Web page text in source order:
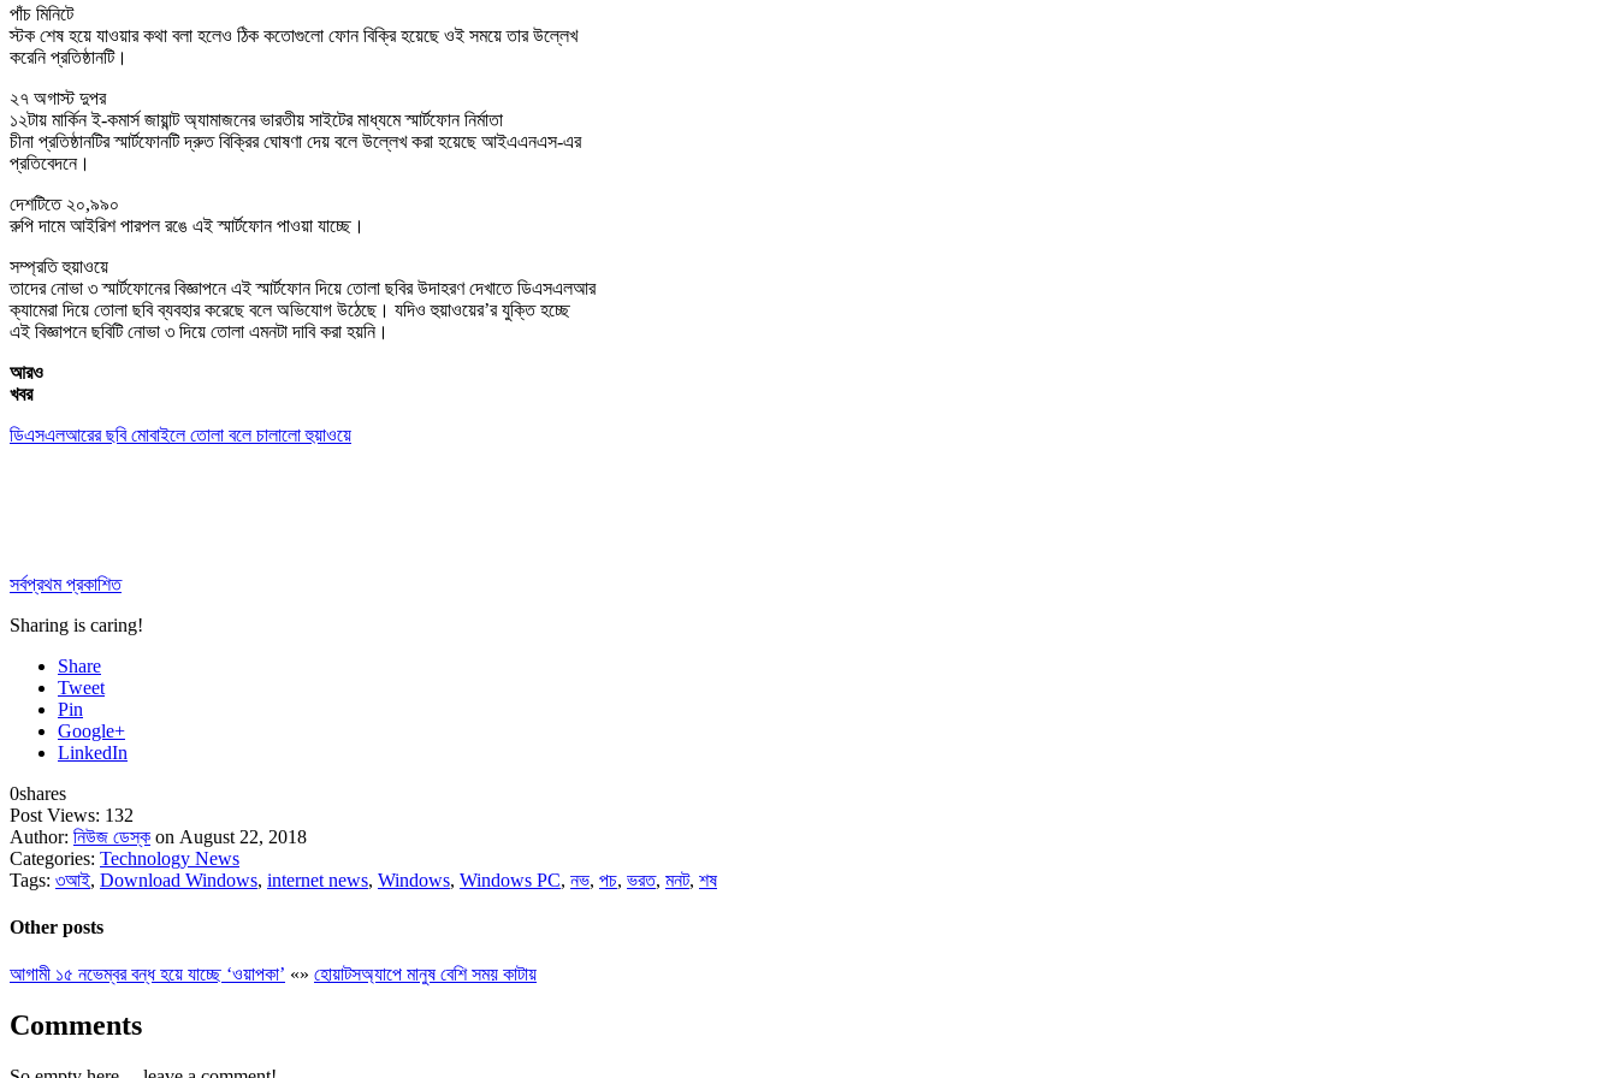
পাঁচ মিনিটে
স্টক শেষ হয়ে যাওয়ার কথা বলা হলেও ঠিক কতোগুলো ফোন বিক্রি হয়েছে ওই সময়ে তার উল্লেখ
করেনি প্রতিষ্ঠানটি।
২৭ অগাস্ট দুপর
১২টায় মার্কিন ই-কমার্স জায়ান্ট অ্যামাজনের ভারতীয় সাইটের মাধ্যমে স্মার্টফোন নির্মাতা
চীনা প্রতিষ্ঠানটির স্মার্টফোনটি দ্রুত বিক্রির ঘোষণা দেয় বলে উল্লেখ করা হয়েছে আইএএনএস-এর
প্রতিবেদনে।
দেশটিতে ২০,৯৯০
রুপি দামে আইরিশ পারপল রঙে এই স্মার্টফোন পাওয়া যাচ্ছে।
সম্প্রতি হুয়াওয়ে
তাদের নোভা ৩ স্মার্টফোনের বিজ্ঞাপনে এই স্মার্টফোন দিয়ে তোলা ছবির উদাহরণ দেখাতে ডিএসএলআর
ক্যামেরা দিয়ে তোলা ছবি ব্যবহার করেছে বলে অভিযোগ উঠেছে। যদিও হুয়াওয়ের’র যুক্তি হচ্ছে
এই বিজ্ঞাপনে ছবিটি নোভা ৩ দিয়ে তোলা এমনটা দাবি করা হয়নি।
আরও
খবর
ডিএসএলআরের ছবি মোবাইলে তোলা বলে চালালো হুয়াওয়ে
সর্বপ্রথম প্রকাশিত
Sharing is caring!
Share
Tweet
Pin
Google+
LinkedIn
0shares
Post Views: 132
Author: নিউজ ডেস্ক on August 22, 2018
Categories: Technology News
Tags: ৩আই, Download Windows, internet news, Windows, Windows PC, নভ, পচ, ভরত, মনট, শষ
Other posts
আগামী ১৫ নভেম্বর বন্ধ হয়ে যাচ্ছে ‘ওয়াপকা’ «» হোয়াটসঅ্যাপে মানুষ বেশি সময় কাটায়
Comments